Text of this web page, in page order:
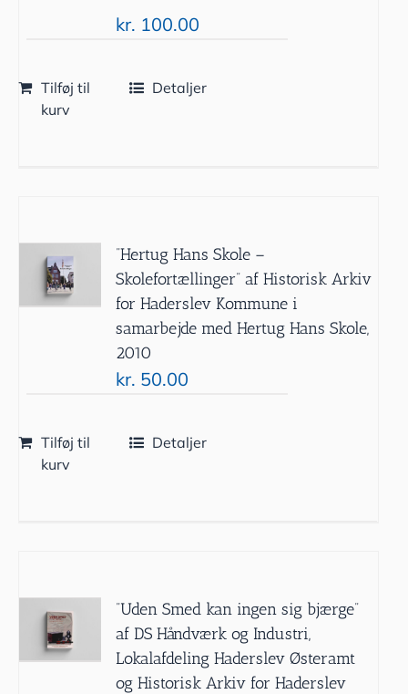
kr. 100.00
Tilføj til
kurv
Detaljer
”Hertug Hans Skole –
Skolefortællinger” af Historisk Arkiv
for Haderslev Kommune i
samarbejde med Hertug Hans Skole,
2010
kr. 50.00
Tilføj til
kurv
Detaljer
”Uden Smed kan ingen sig bjærge”
af DS Håndværk og Industri,
Lokalafdeling Haderslev Østeramt
og Historisk Arkiv for Haderslev